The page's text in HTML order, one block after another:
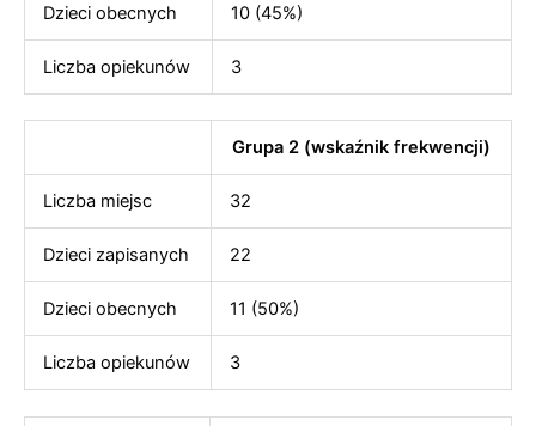
Dzieci obecnych 10 (45%)
Liczba opiekunów 3
Grupa 2 (wskaźnik frekwencji)
Liczba miejsc 32
Dzieci zapisanych 22
Dzieci obecnych 11 (50%)
Liczba opiekunów 3